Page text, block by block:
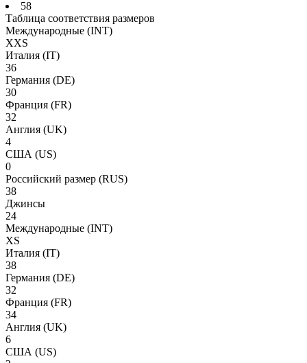
58
Таблица соответствия размеров
Международные (INT)
XXS
Италия (IT)
36
Германия (DE)
30
Франция (FR)
32
Англия (UK)
4
США (US)
0
Российский размер (RUS)
38
Джинсы
24
Международные (INT)
XS
Италия (IT)
38
Германия (DE)
32
Франция (FR)
34
Англия (UK)
6
США (US)